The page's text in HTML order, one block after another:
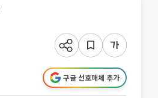
구글 선호매체 추가